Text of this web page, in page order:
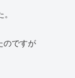
のですが